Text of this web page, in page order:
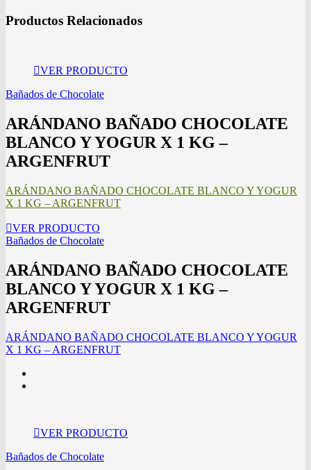
Productos Relacionados
VER PRODUCTO
Bañados de Chocolate
ARÁNDANO BAÑADO CHOCOLATE
BLANCO Y YOGUR X 1 KG –
ARGENFRUT
ARÁNDANO BAÑADO CHOCOLATE BLANCO Y YOGUR
X 1 KG – ARGENFRUT
VER PRODUCTO
Bañados de Chocolate
ARÁNDANO BAÑADO CHOCOLATE
BLANCO Y YOGUR X 1 KG –
ARGENFRUT
ARÁNDANO BAÑADO CHOCOLATE BLANCO Y YOGUR
X 1 KG – ARGENFRUT
VER PRODUCTO
Bañados de Chocolate